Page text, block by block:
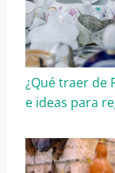
¿Qué traer de
e ideas para